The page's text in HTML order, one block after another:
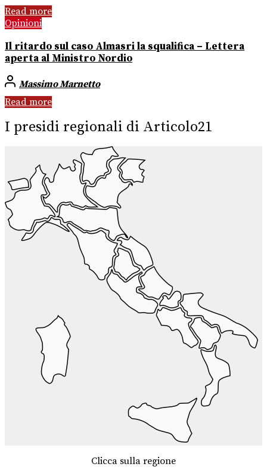
Read more
Opinioni
Il ritardo sul caso Almasri la squalifica – Lettera
aperta al Ministro Nordio
Massimo Marnetto
Read more
I presidi regionali di Articolo21
Clicca sulla regione